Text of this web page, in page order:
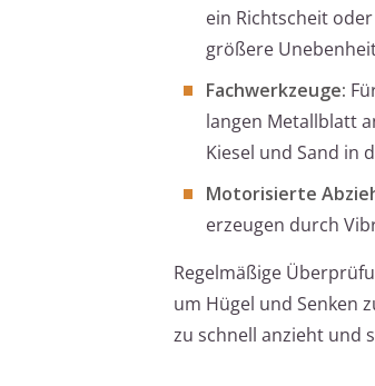
ein Richtscheit
größere
Fachwerkzeuge:
langen Metallblatt
Kiesel und Sand in
Motorisierte
erzeugen durch
Regelmäßige
um Hügel und Senken
zu schnell anzieht und